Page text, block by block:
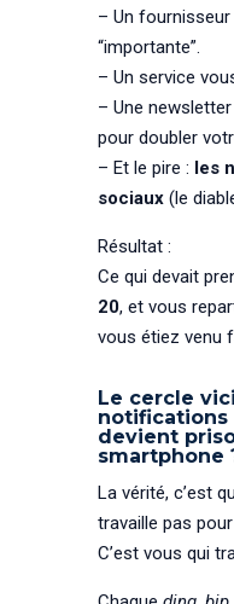
– Un
“importante”.
– Un service
– Une
pour doubler
– Et le pire : les
sociaux(le
Résultat :
Ce qui devait
20, et vous
vous étiez venu
Le cercle
notifications
devient
smartphone
La vérité, c’est
travaille pas
C’est vous qui